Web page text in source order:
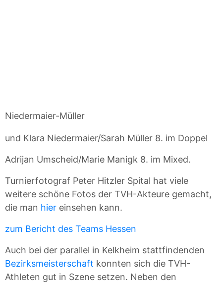
Niedermaier-Müller
und Klara Niedermaier/Sarah Müller 8. im Doppel
Adrijan Umscheid/Marie Manigk 8. im Mixed.
Turnierfotograf Peter Hitzler Spital hat viele
weitere schöne Fotos der TVH-Akteure gemacht,
die man hier einsehen kann.
zum Bericht des Teams Hessen
Auch bei der parallel in Kelkheim stattfindenden
Bezirksmeisterschaft konnten sich die TVH-
Athleten gut in Szene setzen. Neben den